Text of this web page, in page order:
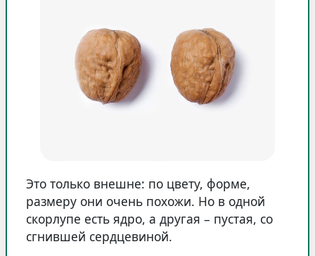
Это только внешне: по цвету, форме,
размеру они очень похожи. Но в одной
скорлупе есть ядро, а другая – пустая, со
сгнившей сердцевиной.